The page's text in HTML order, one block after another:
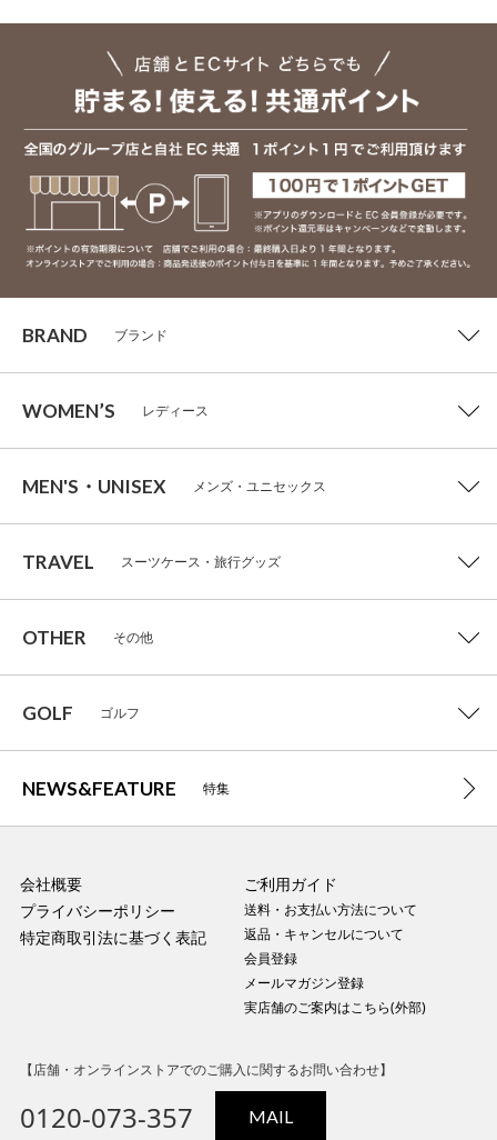
BRAND ブランド
WOMEN’S レディース
MEN'S・UNISEX メンズ・ユニセックス
TRAVEL スーツケース・旅行グッズ
OTHER その他
GOLF ゴルフ
NEWS&FEATURE 特集
会社概要
プライバシーポリシー
特定商取引法に基づく表記
ご利用ガイド
送料・お支払い方法について
返品・キャンセルについて
会員登録
メールマガジン登録
実店舗のご案内はこちら(外部)
【店舗・オンラインストアでのご購入に関するお問い合わせ】
0120-073-357 MAIL